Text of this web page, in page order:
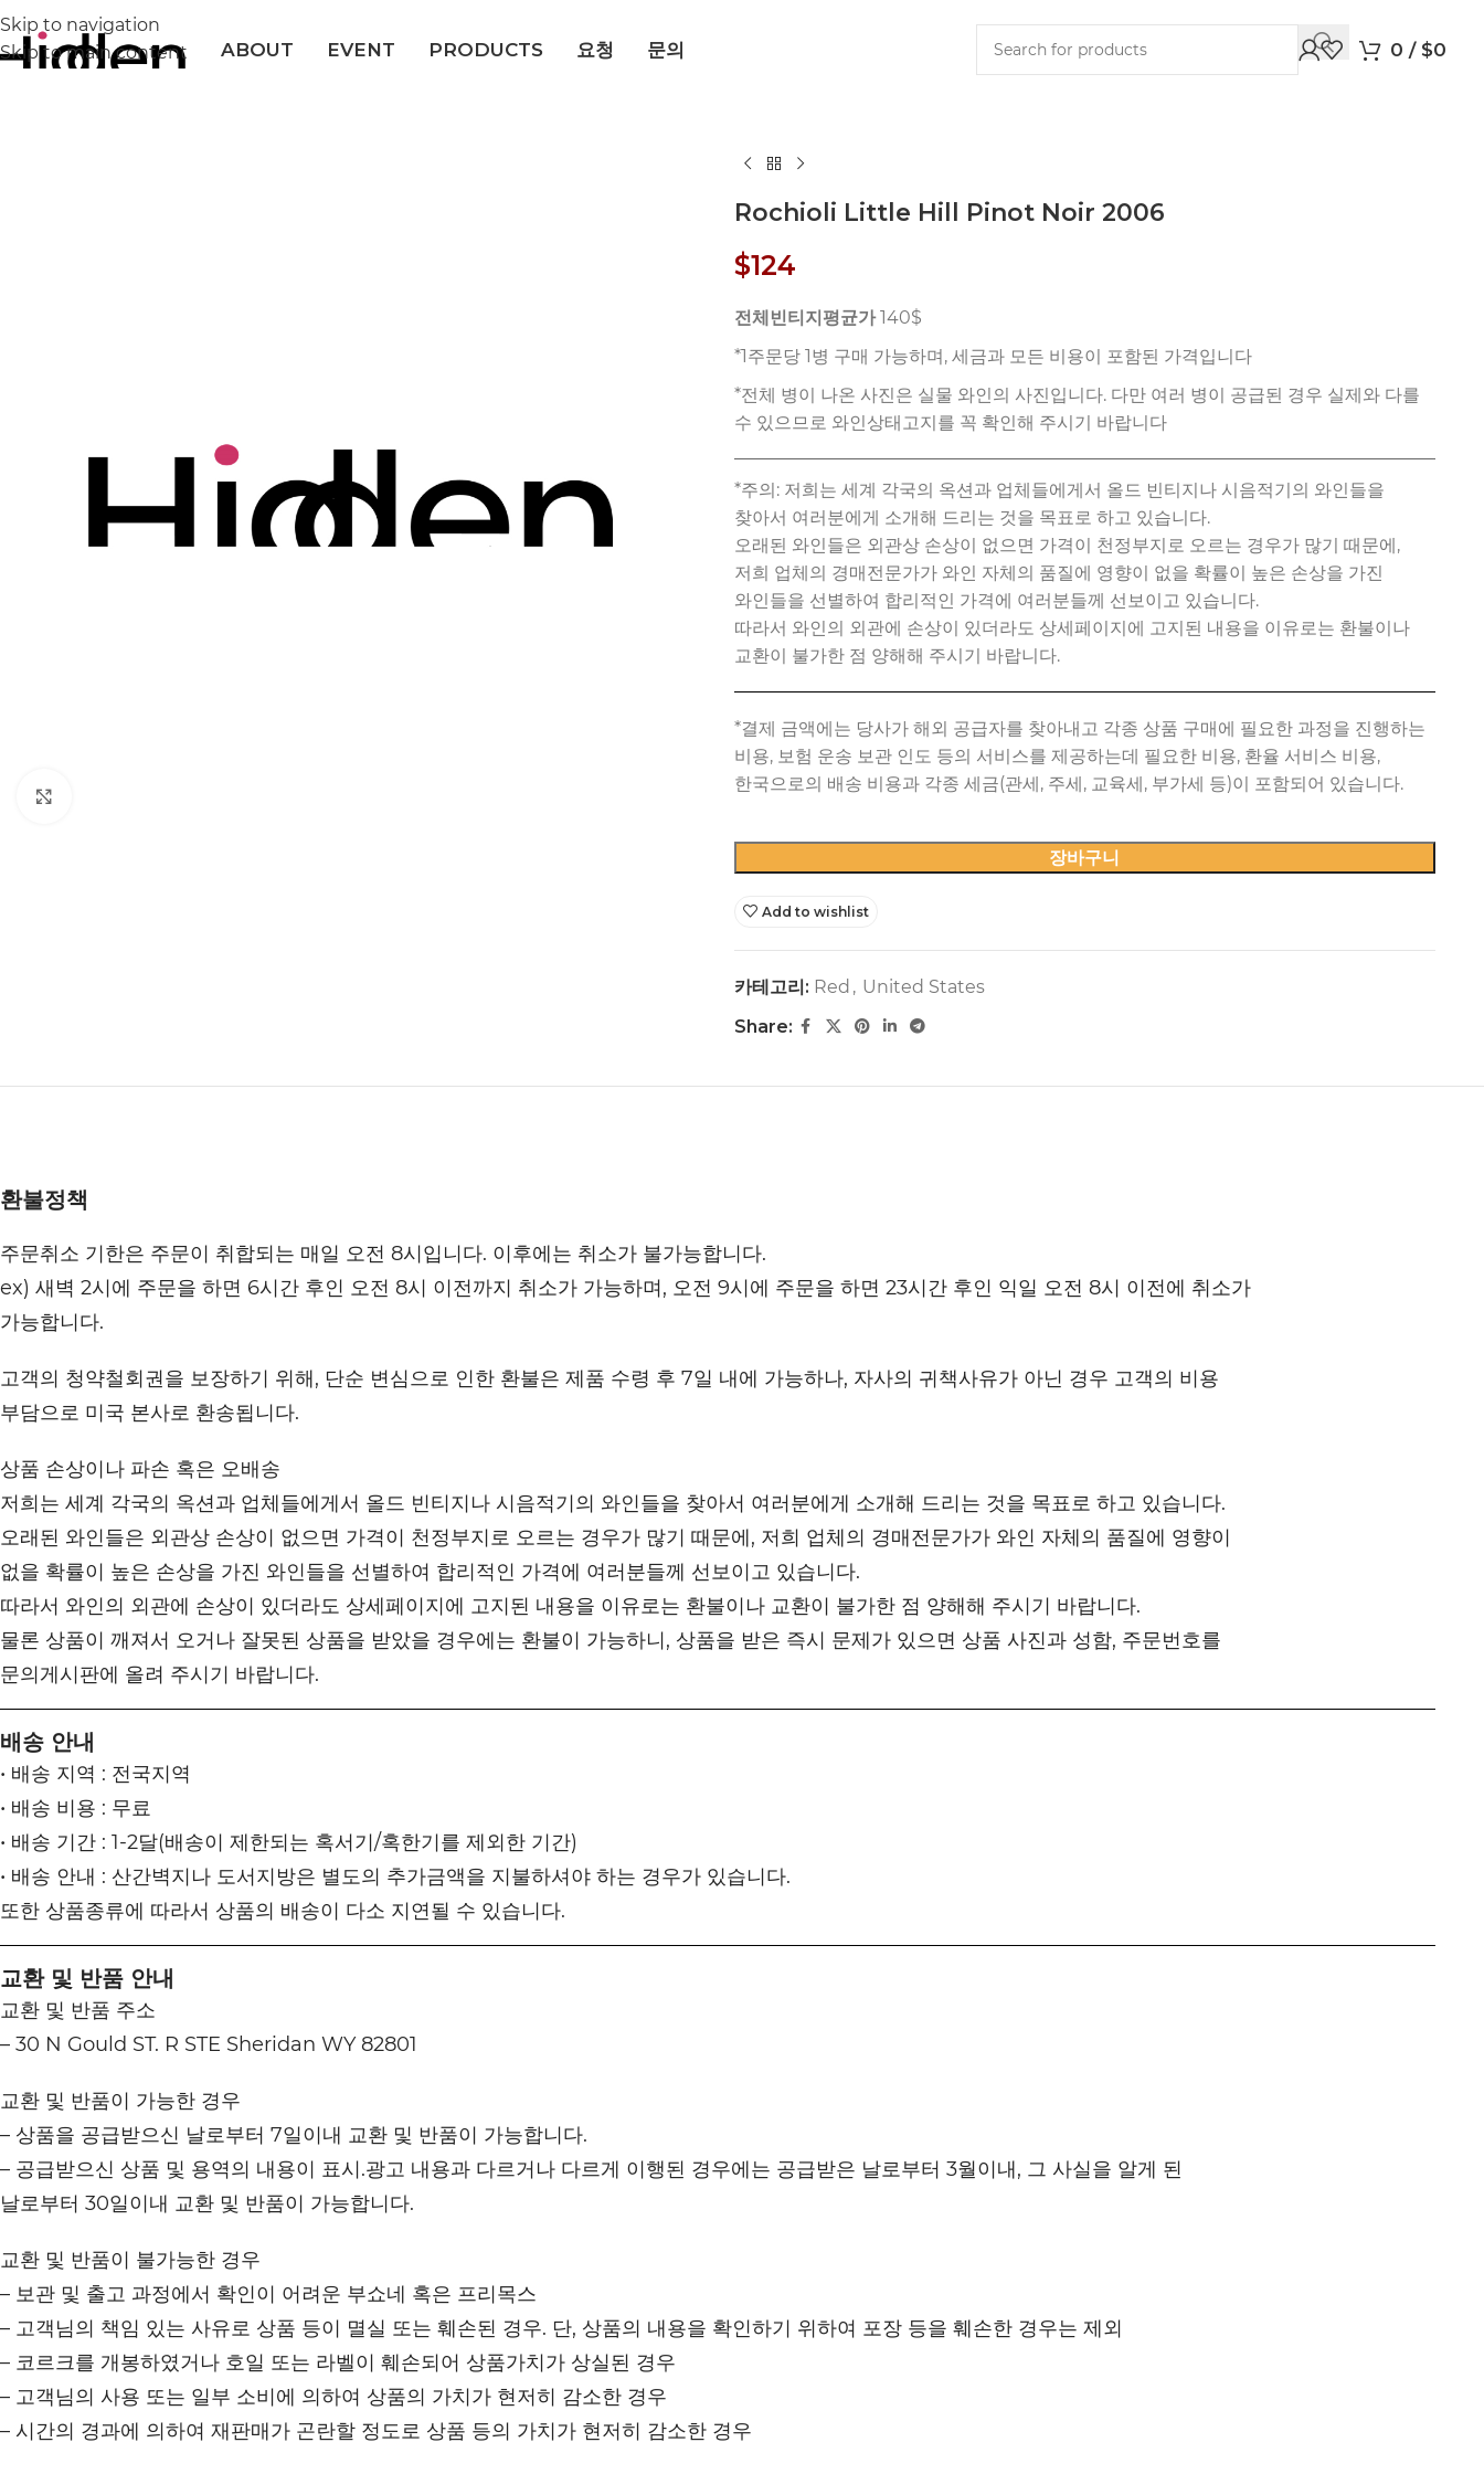
Skip to navigation
Skip to main content
ABOUT EVENT PRODUCTS 요청 문의 0 / $0
Rochioli Little Hill Pinot Noir 2006
$124
전체빈티지평균가140$
*주의: 저희는 세계 각국의 옥션과 업체들에게서 올드 빈티지나 시음적기의 와인들을
찾아서 여러분에게 소개해 드리는 것을 목표로 하고 있습니다.
오래된 와인들은 외관상 손상이 없으면 가격이 천정부지로 오르는 경우가 많기 때문에,
저희 업체의 경매전문가가 와인 자체의 품질에 영향이 없을 확률이 높은 손상을 가진
와인들을 선별하여 합리적인 가격에 여러분들께 선보이고 있습니다.
따라서 와인의 외관에 손상이 있더라도 상세페이지에 고지된 내용을 이유로는 환불이나
교환이 불가한 점 양해해 주시기 바랍니다.
장바구니
Add to wishlist
카테고리: Red , United States
Share:
환불정책
주문취소 기한은 주문이 취합되는 매일 오전 8시입니다. 이후에는 취소가 불가능합니다.
ex) 새벽 2시에 주문을 하면 6시간 후인 오전 8시 이전까지 취소가 가능하며, 오전 9시에 주문을 하면 23시간 후인 익일 오전 8시 이전에 취소가
가능합니다.
고객의 청약철회권을 보장하기 위해, 단순 변심으로 인한 환불은 제품 수령 후 7일 내에 가능하나, 자사의 귀책사유가 아닌 경우 고객의 비용
부담으로 미국 본사로 환송됩니다.
상품 손상이나 파손 혹은 오배송
저희는 세계 각국의 옥션과 업체들에게서 올드 빈티지나 시음적기의 와인들을 찾아서 여러분에게 소개해 드리는 것을 목표로 하고 있습니다.
오래된 와인들은 외관상 손상이 없으면 가격이 천정부지로 오르는 경우가 많기 때문에, 저희 업체의 경매전문가가 와인 자체의 품질에 영향이
없을 확률이 높은 손상을 가진 와인들을 선별하여 합리적인 가격에 여러분들께 선보이고 있습니다.
따라서 와인의 외관에 손상이 있더라도 상세페이지에 고지된 내용을 이유로는 환불이나 교환이 불가한 점 양해해 주시기 바랍니다.
물론 상품이 깨져서 오거나 잘못된 상품을 받았을 경우에는 환불이 가능하니, 상품을 받은 즉시 문제가 있으면 상품 사진과 성함, 주문번호를
문의게시판에 올려 주시기 바랍니다.
배송 안내
• 배송 지역 : 전국지역
• 배송 비용 : 무료
• 배송 기간 : 1-2달(배송이 제한되는 혹서기/혹한기를 제외한 기간)
• 배송 안내 : 산간벽지나 도서지방은 별도의 추가금액을 지불하셔야 하는 경우가 있습니다.
또한 상품종류에 따라서 상품의 배송이 다소 지연될 수 있습니다.
교환 및 반품 안내
교환 및 반품 주소
– 30 N Gould ST. R STE Sheridan WY 82801
교환 및 반품이 가능한 경우
– 상품을 공급받으신 날로부터 7일이내 교환 및 반품이 가능합니다.
– 공급받으신 상품 및 용역의 내용이 표시.광고 내용과 다르거나 다르게 이행된 경우에는 공급받은 날로부터 3월이내, 그 사실을 알게 된
날로부터 30일이내 교환 및 반품이 가능합니다.
교환 및 반품이 불가능한 경우
– 보관 및 출고 과정에서 확인이 어려운 부쇼네 혹은 프리목스
– 고객님의 책임 있는 사유로 상품 등이 멸실 또는 훼손된 경우. 단, 상품의 내용을 확인하기 위하여 포장 등을 훼손한 경우는 제외
– 코르크를 개봉하였거나 호일 또는 라벨이 훼손되어 상품가치가 상실된 경우
– 고객님의 사용 또는 일부 소비에 의하여 상품의 가치가 현저히 감소한 경우
– 시간의 경과에 의하여 재판매가 곤란할 정도로 상품 등의 가치가 현저히 감소한 경우